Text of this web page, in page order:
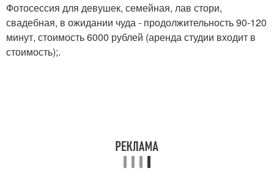
Фотосессия для девушек, семейная, лав стори,
свадебная, в ожидании чуда - продолжительность 90-120
минут, стоимость 6000 рублей (аренда студии входит в
стоимость);.